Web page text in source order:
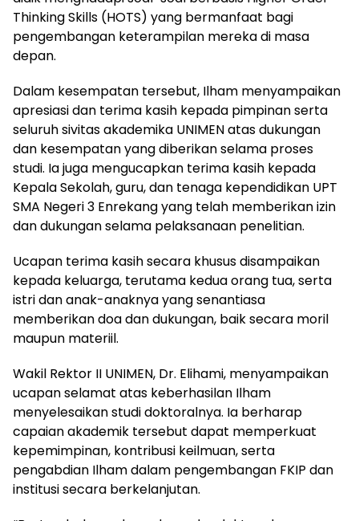
Thinking Skills (HOTS) yang bermanfaat bagi
pengembangan keterampilan mereka di masa
depan.
Dalam kesempatan tersebut, Ilham menyampaikan
apresiasi dan terima kasih kepada pimpinan serta
seluruh sivitas akademika UNIMEN atas dukungan
dan kesempatan yang diberikan selama proses
studi. Ia juga mengucapkan terima kasih kepada
Kepala Sekolah, guru, dan tenaga kependidikan UPT
SMA Negeri 3 Enrekang yang telah memberikan izin
dan dukungan selama pelaksanaan penelitian.
Ucapan terima kasih secara khusus disampaikan
kepada keluarga, terutama kedua orang tua, serta
istri dan anak-anaknya yang senantiasa
memberikan doa dan dukungan, baik secara moril
maupun materiil.
Wakil Rektor II UNIMEN, Dr. Elihami, menyampaikan
ucapan selamat atas keberhasilan Ilham
menyelesaikan studi doktoralnya. Ia berharap
capaian akademik tersebut dapat memperkuat
kepemimpinan, kontribusi keilmuan, serta
pengabdian Ilham dalam pengembangan FKIP dan
institusi secara berkelanjutan.